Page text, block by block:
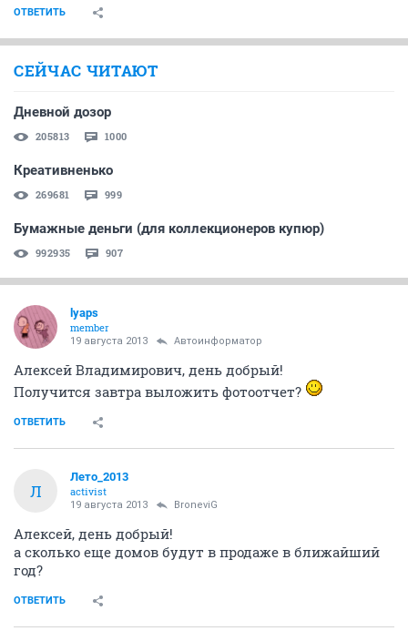
ОТВЕТИТЬ
СЕЙЧАС ЧИТАЮТ
Дневной дозор
205813 1000
Креативненько
269681 999
Бумажные деньги (для коллекционеров купюр)
992935 907
lyaps
member
19 августа 2013 Автоинформатор
Алексей Владимирович, день добрый!
Получится завтра выложить фотоотчет?
ОТВЕТИТЬ
Л
Лето_2013
activist
19 августа 2013 BroneviG
Алексей, день добрый!
а сколько еще домов будут в продаже в ближайший
год?
ОТВЕТИТЬ